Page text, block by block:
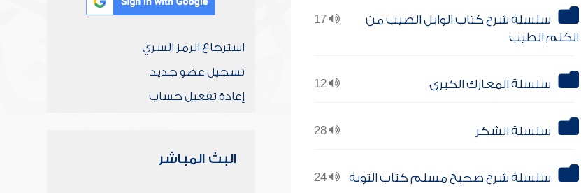
17
سلسلة شرح كتاب الوابل الصيب من
الكلم الطيب
12 سلسلة المعارك الكبرى
28 سلسلة الشكر
24 سلسلة شرح صحيح مسلم كتاب التوبة
استرجاع الرمز السري
تسجيل عضو جديد
إعادة تفعيل حساب
البث المباشر